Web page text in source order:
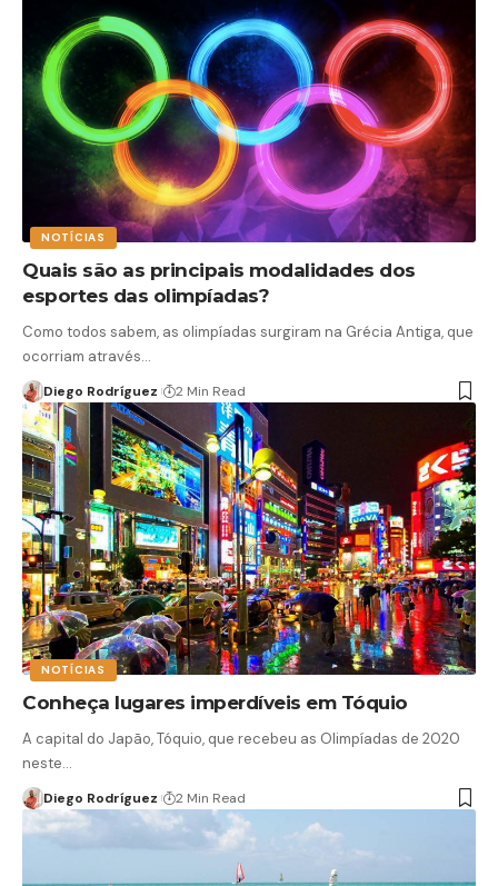
NOTÍCIAS
Quais são as principais modalidades dos
esportes das olimpíadas?
Como todos sabem, as olimpíadas surgiram na Grécia Antiga, que
ocorriam através…
Diego Rodríguez 2 Min Read
NOTÍCIAS
Conheça lugares imperdíveis em Tóquio
A capital do Japão, Tóquio, que recebeu as Olimpíadas de 2020
neste…
Diego Rodríguez 2 Min Read